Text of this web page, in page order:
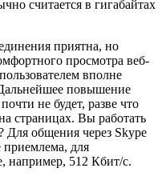
считается в гигабайтах
приятна, но
просмотра веб-
вполне
повышение
не будет, разве что
страницах. Вы работать
Для общения через Skype
приемлема, для
например, 512 Кбит/с.